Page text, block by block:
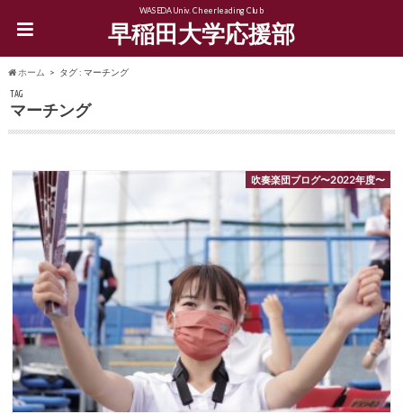
WASEDA Univ. Cheerleading Club
早稲田大学応援部
ホーム タグ : マーチング
TAG
マーチング
吹奏楽団ブログ〜2022年度〜